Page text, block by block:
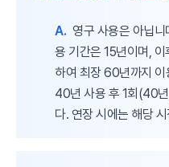
A. 영구 사용은 아닙
용 기간은 15년이며,
하여 최장 60년까지 이
40년 사용 후 1회(40
다. 연장 시에는 해당